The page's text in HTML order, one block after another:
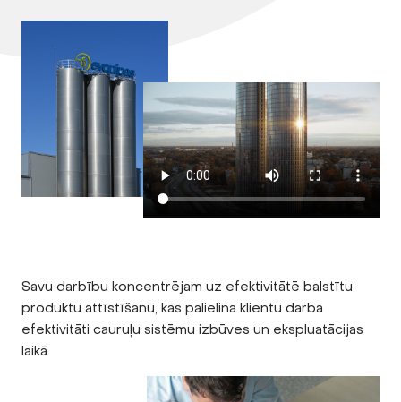
Savu darbību koncentrējam uz efektivitātē balstītu
produktu attīstīšanu, kas palielina klientu darba
efektivitāti cauruļu sistēmu izbūves un ekspluatācijas
laikā.